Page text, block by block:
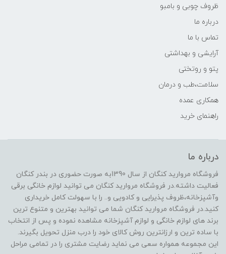
ظروف چوبی و بامبو
درباره ما
تماس با ما
آرایشی و بهداشتی
پتو و روتختی
سلامت،طب و درمان
همکاری عمده
راهنمای خرید
درباره ما
فروشگاه مروارید کنگان از سال 1390به صورت حضوری در بندر کنگان
فعالیت داشته.در فروشگاه مروارید کنگان می توانید لوازم خانگی برقی
وآشپزخانه،ظروف پذیرایی و کادویی و.. را با سهولت کامل خریداری
کنید.در فروشگاه مروارید کنگان شما می توانید بهترین و متنوع ترین
برند های لوازم خانگی و لوازم آشپزخانه مشاهده نموده و پس از انتخاب
با ساده ترین و ارزانترین روش کالای خود را درب منزل تحویل بگیرند.
این مجموعه همواره سعی می نماید رضایت مشتری را در تمامی مراحل